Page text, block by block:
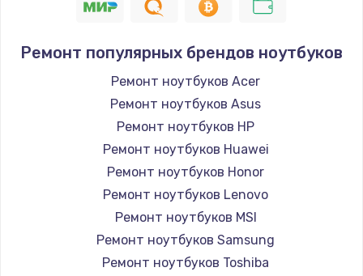
Ремонт популярных брендов ноутбуков
Ремонт ноутбуков Acer
Ремонт ноутбуков Asus
Ремонт ноутбуков HP
Ремонт ноутбуков Huawei
Ремонт ноутбуков Honor
Ремонт ноутбуков Lenovo
Ремонт ноутбуков MSI
Ремонт ноутбуков Samsung
Ремонт ноутбуков Toshiba